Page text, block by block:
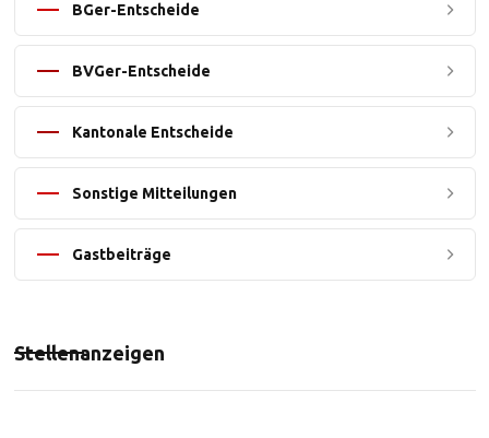
BGer-Entscheide
BVGer-Entscheide
Kantonale Entscheide
Sonstige Mitteilungen
Gastbeiträge
Stellenanzeigen